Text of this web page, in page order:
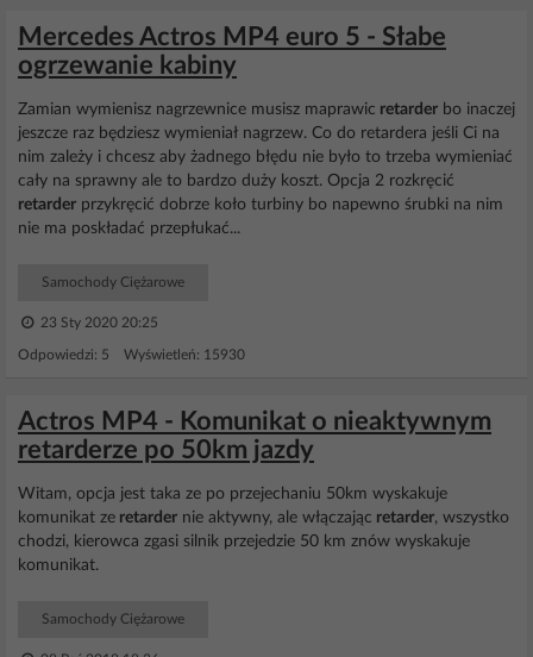
Mercedes Actros MP4 euro 5 - Słabe
ogrzewanie kabiny
Zamian wymienisz nagrzewnice musisz maprawic retarder bo inaczej
jeszcze raz będziesz wymieniał nagrzew. Co do retardera jeśli Ci na
nim zależy i chcesz aby żadnego błędu nie było to trzeba wymieniać
cały na sprawny ale to bardzo duży koszt. Opcja 2 rozkręcić
retarder przykręcić dobrze koło turbiny bo napewno śrubki na nim
nie ma poskładać przepłukać...
Samochody Ciężarowe
23 Sty 2020 20:25
Odpowiedzi: 5 Wyświetleń: 15930
Actros MP4 - Komunikat o nieaktywnym
retarderze po 50km jazdy
Witam, opcja jest taka ze po przejechaniu 50km wyskakuje
komunikat ze retarder nie aktywny, ale włączając retarder, wszystko
chodzi, kierowca zgasi silnik przejedzie 50 km znów wyskakuje
komunikat.
Samochody Ciężarowe